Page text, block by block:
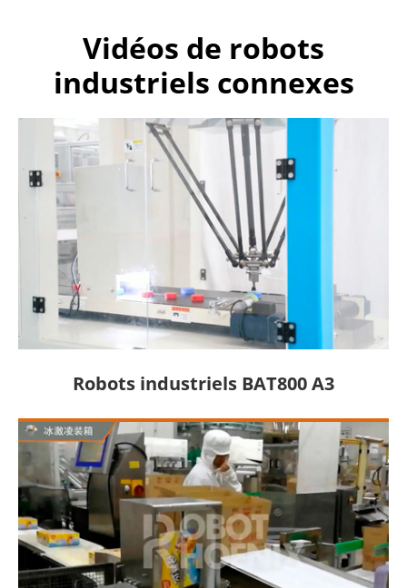
Vidéos de robots
industriels connexes
Robots industriels BAT800 A3